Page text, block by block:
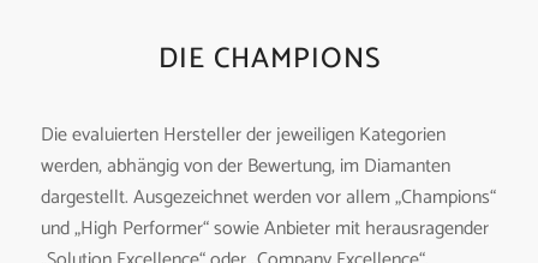
DIE CHAMPIONS
Die evaluierten Hersteller der jeweiligen Kategorien
werden, abhängig von der Bewertung, im Diamanten
dargestellt. Ausgezeichnet werden vor allem „Champions“
und „High Performer“ sowie Anbieter mit herausragender